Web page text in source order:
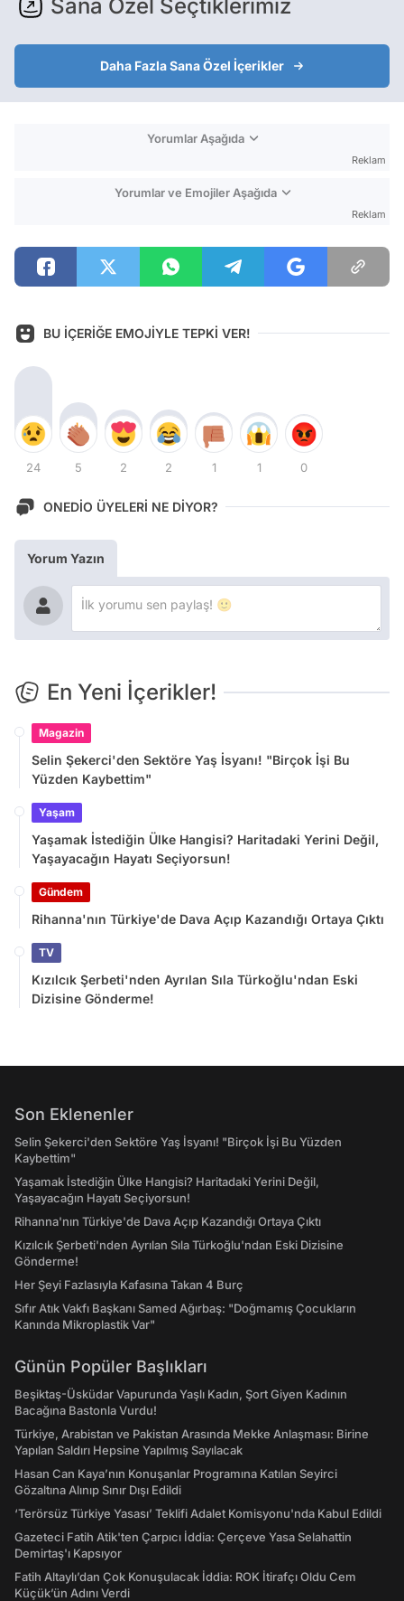
Sana Özel Seçtiklerimiz
Daha Fazla Sana Özel İçerikler
Yorumlar Aşağıda
Reklam
Yorumlar ve Emojiler Aşağıda
Reklam
BU İÇERİĞE EMOJİYLE TEPKİ VER!
24 5 2 2 1 1 0
ONEDİO ÜYELERİ NE DİYOR?
Yorum Yazın
En Yeni İçerikler!
Magazin
Selin Şekerci'den Sektöre Yaş İsyanı! "Birçok İşi Bu
Yüzden Kaybettim"
Yaşam
Yaşamak İstediğin Ülke Hangisi? Haritadaki Yerini Değil,
Yaşayacağın Hayatı Seçiyorsun!
Gündem
Rihanna'nın Türkiye'de Dava Açıp Kazandığı Ortaya Çıktı
TV
Kızılcık Şerbeti'nden Ayrılan Sıla Türkoğlu'ndan Eski
Dizisine Gönderme!
Son Eklenenler
Selin Şekerci'den Sektöre Yaş İsyanı! "Birçok İşi Bu Yüzden
Kaybettim"
Yaşamak İstediğin Ülke Hangisi? Haritadaki Yerini Değil,
Yaşayacağın Hayatı Seçiyorsun!
Rihanna'nın Türkiye'de Dava Açıp Kazandığı Ortaya Çıktı
Kızılcık Şerbeti'nden Ayrılan Sıla Türkoğlu'ndan Eski Dizisine
Gönderme!
Her Şeyi Fazlasıyla Kafasına Takan 4 Burç
Sıfır Atık Vakfı Başkanı Samed Ağırbaş: "Doğmamış Çocukların
Kanında Mikroplastik Var"
Günün Popüler Başlıkları
Beşiktaş-Üsküdar Vapurunda Yaşlı Kadın, Şort Giyen Kadının
Bacağına Bastonla Vurdu!
Türkiye, Arabistan ve Pakistan Arasında Mekke Anlaşması: Birine
Yapılan Saldırı Hepsine Yapılmış Sayılacak
Hasan Can Kaya’nın Konuşanlar Programına Katılan Seyirci
Gözaltına Alınıp Sınır Dışı Edildi
‘Terörsüz Türkiye Yasası’ Teklifi Adalet Komisyonu'nda Kabul Edildi
Gazeteci Fatih Atik'ten Çarpıcı İddia: Çerçeve Yasa Selahattin
Demirtaş'ı Kapsıyor
Fatih Altaylı’dan Çok Konuşulacak İddia: ROK İtirafçı Oldu Cem
Küçük’ün Adını Verdi